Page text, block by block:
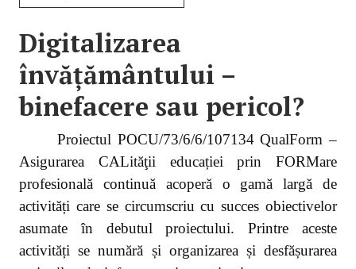
Digitalizarea
învățământului –
binefacere sau pericol?
Proiectul POCU/73/6/6/107134 QualForm –
Asigurarea CALităţii educației prin FORMare
profesională continuă acoperă o gamă largă de
activități care se circumscriu cu succes obiectivelor
asumate în debutul proiectului. Printre aceste
activități se numără și organizarea și desfășurarea